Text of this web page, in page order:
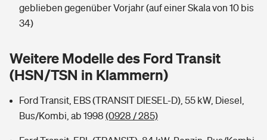
Tools
Hochwasser-Check: Wie gefährdet ist Ihr Haus?
Sie haben Fragen?
Handyversicherung
Private Cyberversicherung
Zur Übersicht
Wer versichert was: Jetzt Versicherer finden
Rentenrechner: Wie viel Geld bekomme ich im Alter?
geblieben gegenüber Vorjahr (auf einer Skala von 10 bis
34)
Weitere Modelle des Ford Transit
(HSN/TSN in Klammern)
Ford Transit, EBS (TRANSIT DIESEL-D), 55 kW, Diesel,
Bus/Kombi, ab 1998 (0928 / 285)